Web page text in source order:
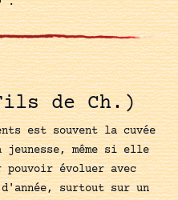
Fils de Ch.)
est souvent la cuvée
même si elle
pouvoir évoluer avec
d'année, surtout sur un